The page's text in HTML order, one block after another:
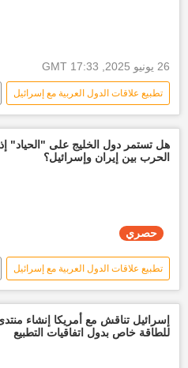
26 يونيو 2025, 17:33 GMT
تطبيع علاقات الدول العربية مع إسرائيل
إسرائيل إيران أخبار
العالم
هل تستمر دول الخليج على "الحياد"
الحرب بين إيران وإسرائيل؟
حصري
تطبيع علاقات الدول العربية مع إسرائيل
تقارير سبوتنيك إيران
إسرائيل أخبار إسرائيل اليوم
الولايات المتحدة الأمريكية أخبار
إسرائيل تناقش مع أمريكا إنشاء
للطاقة خاص بدول اتفاقيات التطبيع